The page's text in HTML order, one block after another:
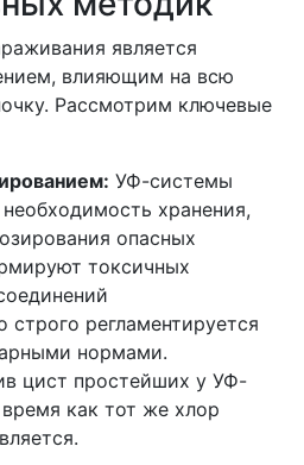
является
влияющим на всю
Рассмотрим ключевые
УФ-системы
хранения,
опасных
токсичных
строго регламентируется
нормами.
цист простейших у УФ-
как тот же хлор